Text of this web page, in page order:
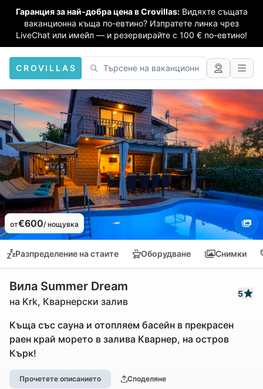
Гаранция за най-добра цена в Crovillas: Видяхте същата
ваканционна къща по-евтино? Изпратете линка чрез
LiveChat или имейл — и резервирайте с 100 € по-евтино!
CROVILLAS
от€600/ нощувка
Разпределение на стаите Оборудване Снимки
Вила Summer Dream
на Krk, Кварнерски залив
5
Къща със сауна и отопляем басейн в прекрасен
раен край морето в залива Кварнер, на остров
Кърк!
Прочетете описанието Споделяне